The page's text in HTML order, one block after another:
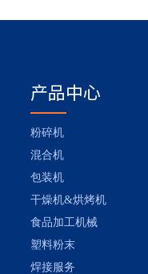
产品中心
粉碎机
混合机
包装机
干燥机&烘烤机
食品加工机械
塑料粉末
焊接服务